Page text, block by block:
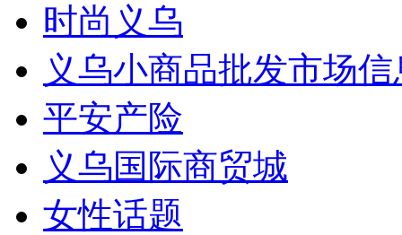
时尚义乌
义乌小商品批发市场
平安产险
义乌国际商贸城
女性话题